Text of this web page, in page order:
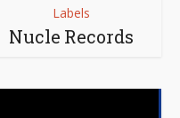
Labels
Nucle Records